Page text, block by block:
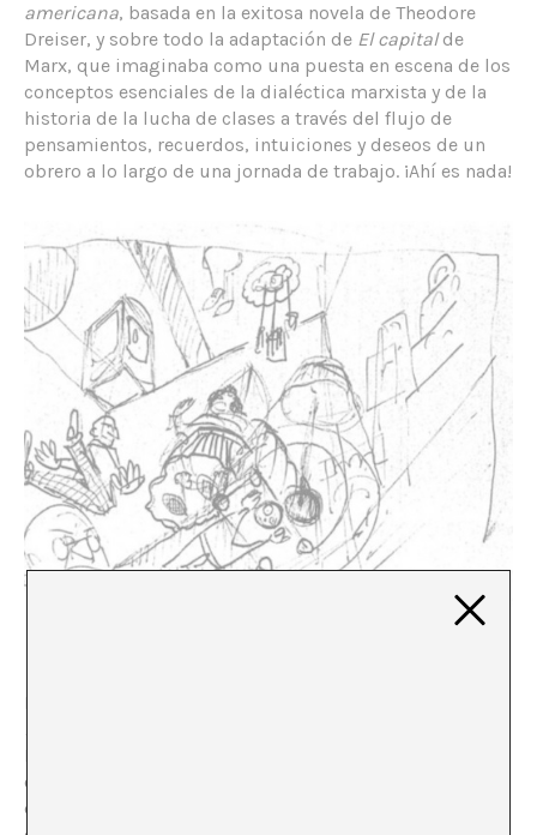
americana, basada en la exitosa novela de Theodore
Dreiser, y sobre todo la adaptación de El capitalde
Marx, que imaginaba como una puesta en escena de los
conceptos esenciales de la dialéctica marxista y de la
historia de la lucha de clases a través del flujo de
pensamientos, recuerdos, intuiciones y deseos de un
obrero a lo largo de una jornada de trabajo. ¡Ahí es nada!
De la misma época es la enigmática comedia
House
Paramount durante su infructuoso periplo
estadounidense y su proyecto más querido. La trama se
desarrollaba en un rascacielos de viviendas construido